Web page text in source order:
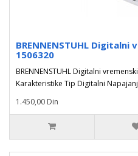
BRENNENSTUHL
1506320
BRENNENSTUHL Digitalni
Karakteristike Tip Digitalni
1.450,00 Din